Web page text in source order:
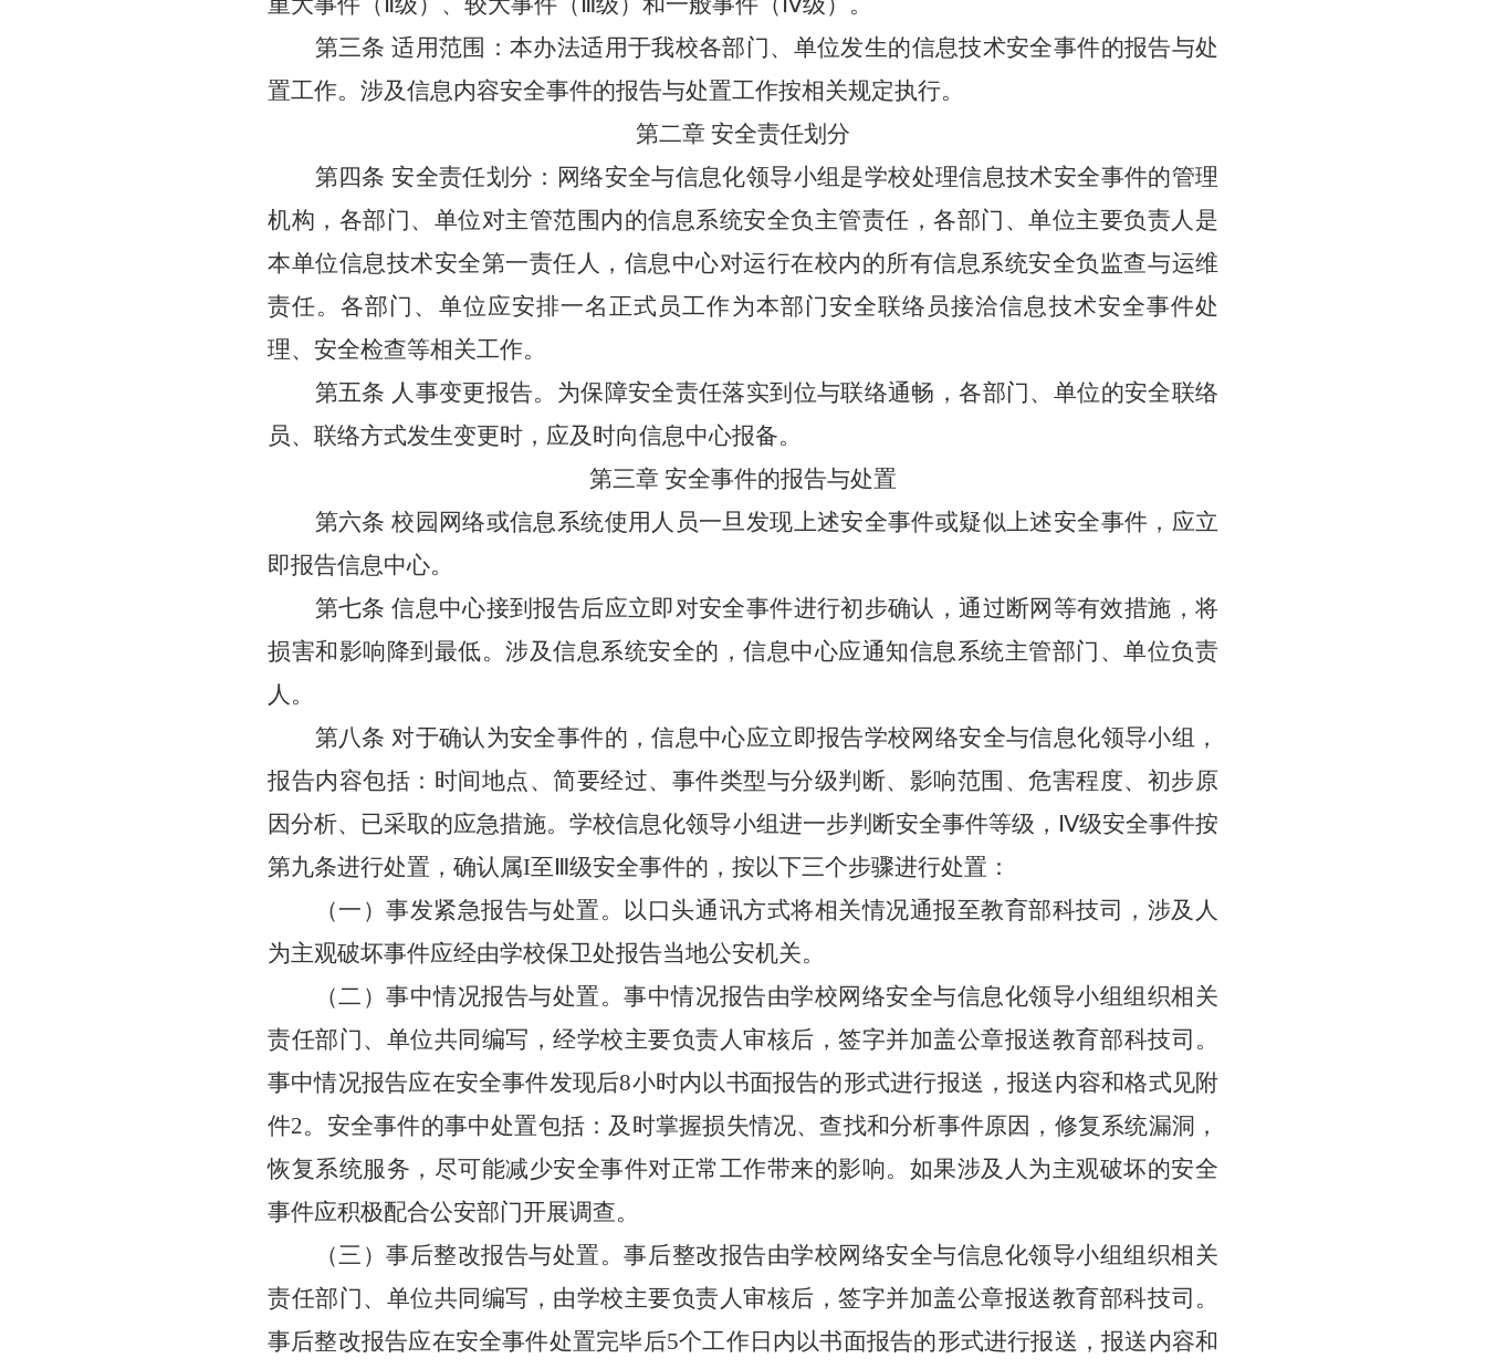
第三条 适用范围 ：本办法适用于我校各部门、单位发生的信息技术安全事件的报告与处
置工作。涉及信息内容安全事件的报告与处置工作按相关规定执行。
第二章 安全责任划分
第四条 安全责任划分 ： 网络安全与信息化领导小组是学校处理信息技术安全事件的管理
机构，各部门、单位对主管范围内的信息系统安全负主管责任，各部门、单位主要负责人是
本单位信息技术安全第一责任人， 信息中心对运行在校内的所有信息系统安全负监查与运维
责任。各部门、单位应安排一名正式员工作为本部门安全联络员接洽信息技术安全事件处
理、安全检查等相关工作。
第五条 人事变更报告。为保障安全责任落实到位与联络通畅，各部门、单位的安全联络
员、联络方式发生变更时，应及时向信息中心报备。
第三章 安全事件的报告与处置
第六条 校园网络或信息系统使用 人员一旦发现上述安全事件或疑似上述安全事件 ，应立
即报告信息中心。
第七条 信息中心接到报告后应立即对安全事件进行初步确认，通过断网等有效措施，将
损害和影响降到最低。涉及信息系统安全的，信息中心应通知信息系统主管部门、单位负责
人。
第八条 对于确认为安全事件的，信息中心应立即报告学校网络安全与信息化领导小组 ，
报告内容包括：时间地点、简要经过、事件类型与分级判断、影响范围、危害程度、初步原
因分析、已采取的应急措施。学校信息化领导小组进一步判断安全事件等级， Ⅳ级安全事件按
第九条进行处置，确认属I至Ⅲ级安全事件的， 按以下三个步骤进行处置：
（一）事发紧急报告与处置。以口头通讯方式将相关情况通报至教育部科技司，涉及人
为主观破坏事件应经由学校保卫处报告当地公安机关。
（二）事中情况报告与处置。事中情况报告由学校网络安全与信息化领导小组组织相关
责任部门、单位共同编写，经学校主要负责人审核后，签字并加盖公章报送教育部科技司。
事中情况报告应在安全事件发现后8小时内以书面报告的形式进行报送，报送内容和格式见附
件2。安全事件的事中处置包括：及时掌握损失情况、查找和分析事件原因，修复系统漏洞，
恢复系统服务，尽可能减少安全事件对正常工作带来的影响。如果涉及人为主观破坏的安全
事件应积极配合公安部门开展调查。
（三）事后整改报告与处置。事后整改报告由学校网络安全与信息化领导小组组织相关
责任部门、单位共同编写，由学校主要负责人审核后，签字并加盖公章报送教育部科技司。
事后整改报告应在安全事件处置完毕后5个工作日内以书面报告的形式进行报送，报送内容和